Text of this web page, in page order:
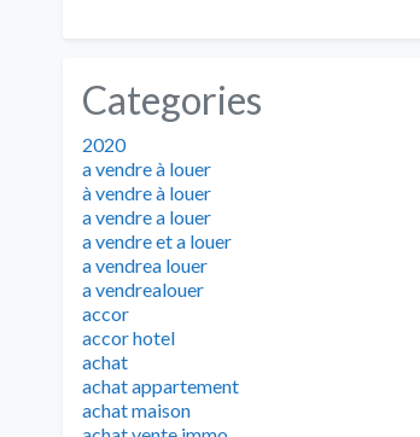
Categories
2020
a vendre à louer
à vendre à louer
a vendre a louer
a vendre et a louer
a vendrea louer
a vendrealouer
accor
accor hotel
achat
achat appartement
achat maison